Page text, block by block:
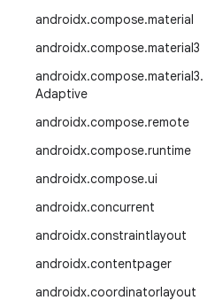
androidx.compose.material
androidx.compose.material3
androidx.compose.material3.
Adaptive
androidx.compose.remote
androidx.compose.runtime
androidx.compose.ui
androidx.concurrent
androidx.constraintlayout
androidx.contentpager
androidx.coordinatorlayout